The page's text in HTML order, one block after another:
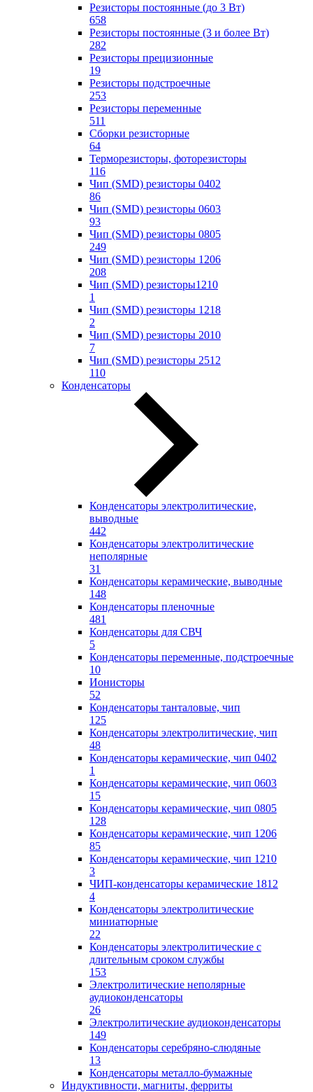
Резисторы постоянные (до 3 Вт)
658
Резисторы постоянные (3 и более Вт)
282
Резисторы прецизионные
19
Резисторы подстроечные
253
Резисторы переменные
511
Сборки резисторные
64
Терморезисторы, фоторезисторы
116
Чип (SMD) резисторы 0402
86
Чип (SMD) резисторы 0603
93
Чип (SMD) резисторы 0805
249
Чип (SMD) резисторы 1206
208
Чип (SMD) резисторы1210
1
Чип (SMD) резисторы 1218
2
Чип (SMD) резисторы 2010
7
Чип (SMD) резисторы 2512
110
Конденсаторы
Конденсаторы электролитические,
выводные
442
Конденсаторы электролитические
неполярные
31
Конденсаторы керамические, выводные
148
Конденсаторы пленочные
481
Конденсаторы для СВЧ
5
Конденсаторы переменные, подстроечные
10
Ионисторы
52
Конденсаторы танталовые, чип
125
Конденсаторы электролитические, чип
48
Конденсаторы керамические, чип 0402
1
Конденсаторы керамические, чип 0603
15
Конденсаторы керамические, чип 0805
128
Конденсаторы керамические, чип 1206
85
Конденсаторы керамические, чип 1210
3
ЧИП-конденсаторы керамические 1812
4
Конденсаторы электролитические
миниатюрные
22
Конденсаторы электролитические с
длительным сроком службы
153
Электролитические неполярные
аудиоконденсаторы
26
Электролитические аудиоконденсаторы
149
Конденсаторы серебряно-слюдяные
13
Конденсаторы металло-бумажные
Индуктивности, магниты, ферриты